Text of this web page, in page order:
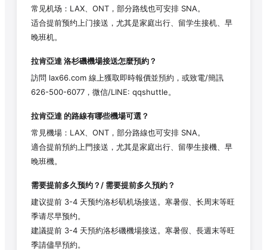
常见机场：LAX、ONT，部分路线也可安排 SNA。
适合提前预约上门接送，尤其是家庭出行、留学生接机、早
晚班机。
拉肯亞達洛杉磯機場接送怎麼預約？
訪問 lax66.com 線上獲取即時報價並預約，或致電/簡訊
626-500-6077，微信/LINE: qqshuttle。
拉肯亞達 的路線有哪些機場可選？
常見機場：LAX、ONT，部分路線也可安排 SNA。
適合提前預約上門接送，尤其是家庭出行、留學生接機、早
晚班機。
需要提前多久预约？/ 需要提前多久預約？
建议提前 3-4 天预约洛杉矶机场接送。寒暑假、长周末等旺
季请尽早预约。
建議提前 3-4 天預約洛杉磯機場接送。寒暑假、長週末等旺
季請儘早預約。